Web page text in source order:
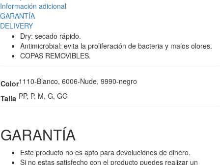
Información adicional
GARANTÍA
DELIVERY
Dry: secado rápido.
Antimicrobial: evita la proliferación de bacteria y malos olores.
COPAS REMOVIBLES.
Color1110-Blanco, 6006-Nude, 9990-negro
Talla PP, P, M, G, GG
GARANTÍA
Este producto no es apto para devoluciones de dinero.
Si no estas satisfecho con el producto puedes realizar un